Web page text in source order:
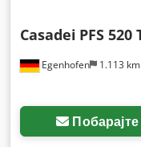
Egenhofen 1.113 km
Casadei PFS 520
Побарајте